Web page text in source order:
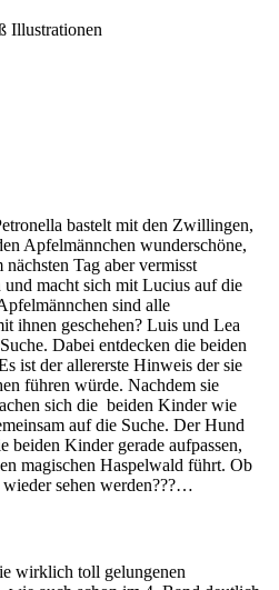
Illustrationen
bastelt mit den Zwillingen,
Apfelmännchen wunderschöne,
Tag aber vermisst
macht sich mit Lucius auf die
sind alle
ihnen geschehen? Luis und Lea
Dabei entdecken die beiden
ist der allererste Hinweis der sie
führen würde. Nachdem sie
sich die beiden Kinder wie
auf die Suche. Der Hund
beiden Kinder gerade aufpassen,
magischen Haspelwald führt. Ob
sehen werden???…
wirklich toll gelungenen